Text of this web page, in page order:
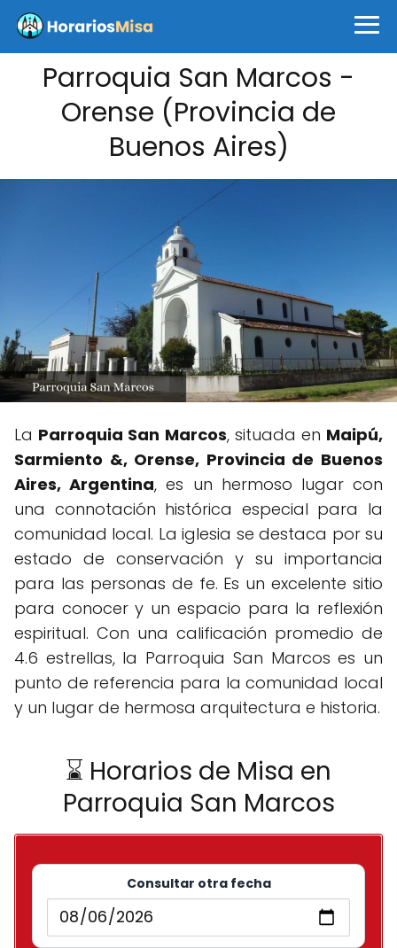
Parroquia San Marcos -
Orense (Provincia de
Buenos Aires)
La Parroquia San Marcos, situada en Maipú,
Sarmiento &, Orense, Provincia de Buenos
Aires, Argentina, es un hermoso lugar con
una connotación histórica especial para la
comunidad local. La iglesia se destaca por su
estado de conservación y su importancia
para las personas de fe. Es un excelente sitio
para conocer y un espacio para la reflexión
espiritual. Con una calificación promedio de
4.6 estrellas, la Parroquia San Marcos es un
punto de referencia para la comunidad local
y un lugar de hermosa arquitectura e historia.
⌛ Horarios de Misa en
Parroquia San Marcos
Consultar otra fecha